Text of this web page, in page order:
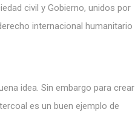
civil y Gobierno, unidos por
internacional humanitario
idea. Sin embargo para crear
es un buen ejemplo de